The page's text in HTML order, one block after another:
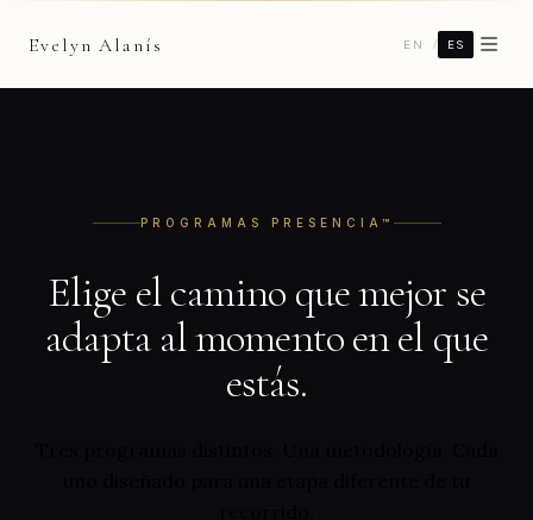
Evelyn Alanís EN / ES
PROGRAMAS PRESENCIA™
Elige el camino que mejor se
adaptaal momento en el que
estás.